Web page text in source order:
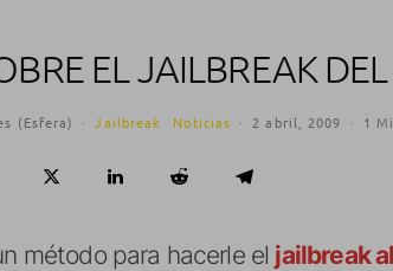
EL JAILBREAK
(Esfera) · Jailbreak Noticias · 2 abril, 2009 · 1
método para hacerle el jailbreak